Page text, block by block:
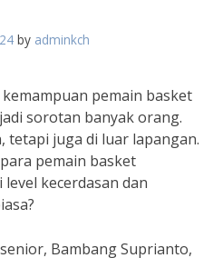
by adminkch
pemain basket
sorotan banyak orang.
tetapi juga di luar lapangan.
pemain basket
kecerdasan dan
Bambang Suprianto,